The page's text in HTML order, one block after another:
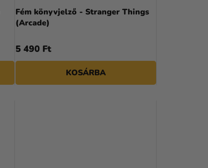
N
Z
É
Fém könyvjelző - Stranger Things
(Arcade)
5 490 Ft
KOSÁRBA